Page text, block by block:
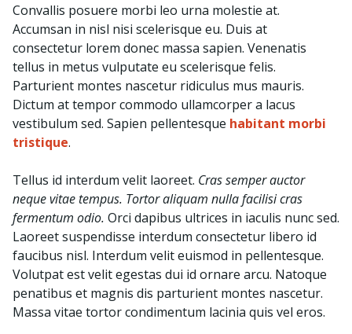
Convallis posuere morbi leo urna molestie at.
Accumsan in nisl nisi scelerisque eu. Duis at
consectetur lorem donec massa sapien. Venenatis
tellus in metus vulputate eu scelerisque felis.
Parturient montes nascetur ridiculus mus mauris.
Dictum at tempor commodo ullamcorper a lacus
vestibulum sed. Sapien pellentesque habitant morbi
tristique.
Tellus id interdum velit laoreet. Cras semper auctor
neque vitae tempus. Tortor aliquam nulla facilisi cras
fermentum odio. Orci dapibus ultrices in iaculis nunc sed.
Laoreet suspendisse interdum consectetur libero id
faucibus nisl. Interdum velit euismod in pellentesque.
Volutpat est velit egestas dui id ornare arcu. Natoque
penatibus et magnis dis parturient montes nascetur.
Massa vitae tortor condimentum lacinia quis vel eros.